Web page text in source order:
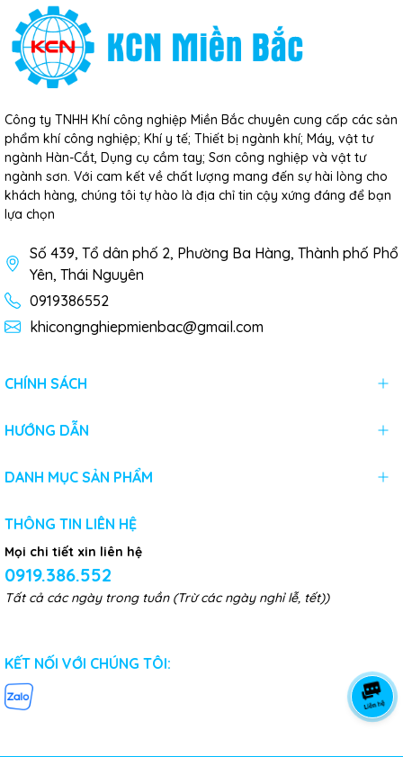
Công ty TNHH Khí công nghiệp Miền Bắc chuyên cung cấp các sản
phẩm khí công nghiệp; Khí y tế; Thiết bị ngành khí; Máy, vật tư
ngành Hàn-Cắt, Dụng cụ cầm tay; Sơn công nghiệp và vật tư
ngành sơn. Với cam kết về chất lượng mang đến sự hài lòng cho
khách hàng, chúng tôi tự hào là địa chỉ tin cậy xứng đáng để bạn
lựa chọn
Số 439, Tổ dân phố 2, Phường Ba Hàng, Thành phố Phổ
Yên, Thái Nguyên
0919386552
khicongnghiepmienbac@gmail.com
CHÍNH SÁCH
HƯỚNG DẪN
DANH MỤC SẢN PHẨM
THÔNG TIN LIÊN HỆ
Mọi chi tiết xin liên hệ
0919.386.552
Tất cả các ngày trong tuần (Trừ các ngày nghỉ lễ, tết))
KẾT NỐI VỚI CHÚNG TÔI: